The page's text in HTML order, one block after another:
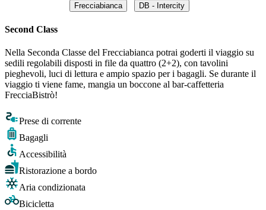
Frecciabianca DB - Intercity
Second Class
Nella Seconda Classe del Frecciabianca potrai goderti il viaggio su
sedili regolabili disposti in file da quattro (2+2), con tavolini
pieghevoli, luci di lettura e ampio spazio per i bagagli. Se durante il
viaggio ti viene fame, mangia un boccone al bar-caffetteria
FrecciaBistrò!
Prese di corrente
Bagagli
Accessibilità
Ristorazione a bordo
Aria condizionata
Bicicletta